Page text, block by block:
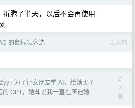
腾了半天，以后不会再使用
的鼠标怎么选 2 天前
› 为了让女朋友学 AI，给她买了
GPT，她却说我一直在压迫她
2
天
前